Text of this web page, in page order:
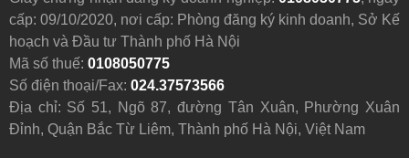
cấp: 09/10/2020, nơi cấp: Phòng đăng ký kinh doanh, Sở Kế
hoạch và Đầu tư Thành phố Hà Nội
Mã số thuế: 0108050775
Số điện thoại/Fax: 024.37573566
Địa chỉ: Số 51, Ngõ 87, đường Tân Xuân, Phường Xuân
Đỉnh, Quận Bắc Từ Liêm, Thành phố Hà Nội, Việt Nam